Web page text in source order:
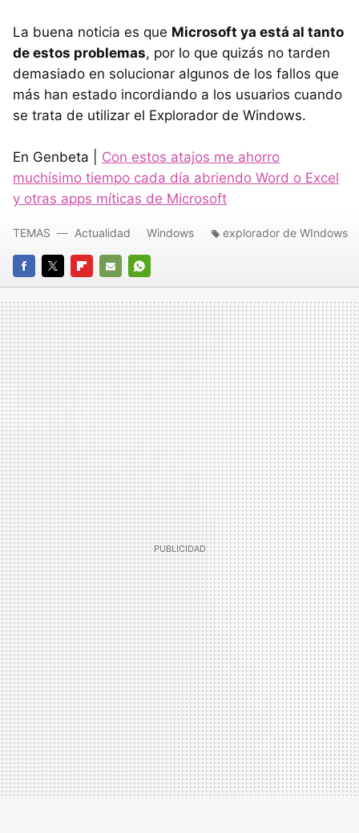
La buena noticia es que Microsoft ya está al tanto
de estos problemas, por lo que quizás no tarden
demasiado en solucionar algunos de los fallos que
más han estado incordiando a los usuarios cuando
se trata de utilizar el Explorador de Windows.
En Genbeta | Con estos atajos me ahorro
muchísimo tiempo cada día abriendo Word o Excel
y otras apps míticas de Microsoft
FACEBOOK
TWITTERFLIPBOARD
E-
MAIL
WHATSAPP
TEMAS Actualidad Windows explorador de WIndows